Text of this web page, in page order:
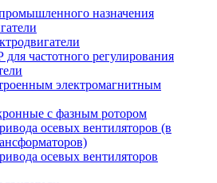
назначения
частотного регулирования
электромагнитным
с фазным ротором
осевых вентиляторов (в
осевых вентиляторов